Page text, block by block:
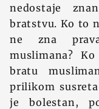
nedostaje
bratstvu. Ko to
ne zna
muslimana?
bratu
prilikom
je bolestan,